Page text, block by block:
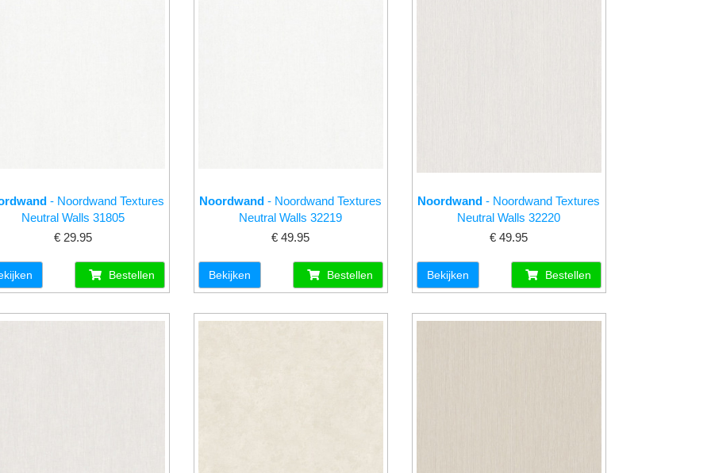
- Noordwand Textures
Neutral Walls 31805
€ 29.95
Bestellen
Noordwand - Noordwand Textures
Neutral Walls 32219
€ 49.95
Bekijken Bestellen
Noordwand - Noordwand Textures
Neutral Walls 32220
€ 49.95
Bekijken Bestellen